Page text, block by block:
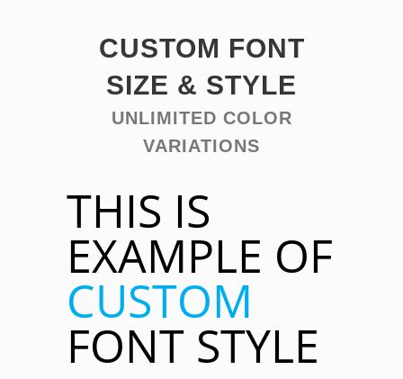
CUSTOM FONT
SIZE & STYLE
UNLIMITED COLOR
VARIATIONS
THIS IS
EXAMPLE OF
CUSTOM
FONT STYLE